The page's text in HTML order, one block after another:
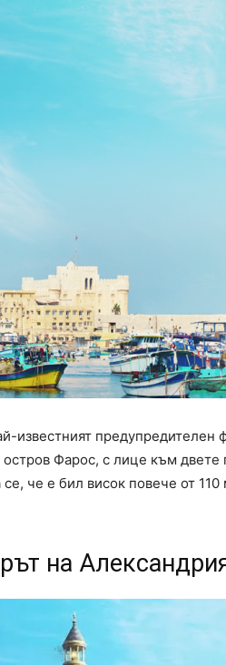
известният предупредителен
Фарос, с лице към двете
че е бил висок повече от
на